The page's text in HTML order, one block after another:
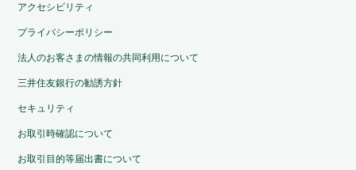
アクセシビリティ
プライバシーポリシー
法人のお客さまの情報の共同利用について
三井住友銀行の勧誘方針
セキュリティ
お取引時確認について
お取引目的等届出書について